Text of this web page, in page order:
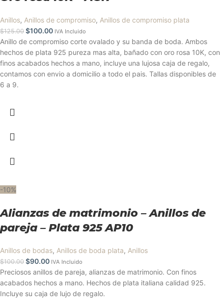
Anillos, Anillos de compromiso, Anillos de compromiso plata
$125.00 $100.00 IVA Incluido
Anillo de compromiso corte ovalado y su banda de boda. Ambos
hechos de plata 925 pureza mas alta, bañado con oro rosa 10K, con
finos acabados hechos a mano, incluye una lujosa caja de regalo,
contamos con envio a domicilio a todo el pais. Tallas disponibles de
6 a 9.
-10%
Alianzas de matrimonio – Anillos de
pareja – Plata 925 AP10
Anillos de bodas, Anillos de boda plata, Anillos
$100.00 $90.00 IVA Incluido
Preciosos anillos de pareja, alianzas de matrimonio. Con finos
acabados hechos a mano. Hechos de plata italiana calidad 925.
Incluye su caja de lujo de regalo.